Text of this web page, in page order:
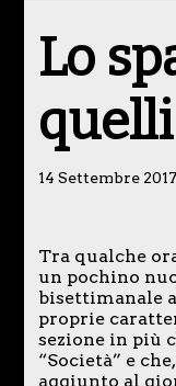
Lo
14 Settembre 2017
Tra qualche
un pochino
bisettimanale
proprie
sezione in più
“Società” e
aggiunto al